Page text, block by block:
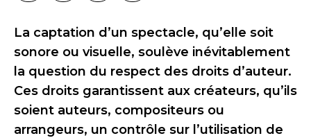
La captation d’un spectacle, qu’elle soit
sonore ou visuelle, soulève inévitablement
la question du respect des droits d’auteur.
Ces droits garantissent aux créateurs, qu’ils
soient auteurs, compositeurs ou
arrangeurs, un contrôle sur l’utilisation de